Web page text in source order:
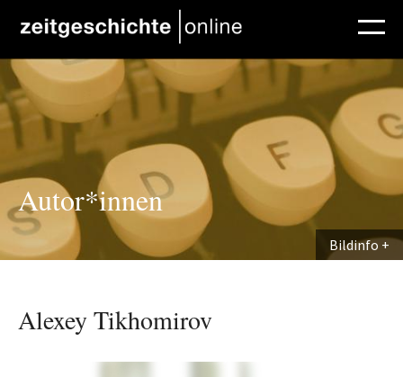
Direkt zum Inhalt
Autor*innen
Bildinfo
Alexey Tikhomirov